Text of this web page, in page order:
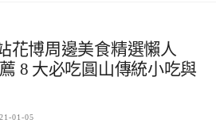
花博周邊美食精選懶人
8 大必吃圓山傳統小吃與
01-05